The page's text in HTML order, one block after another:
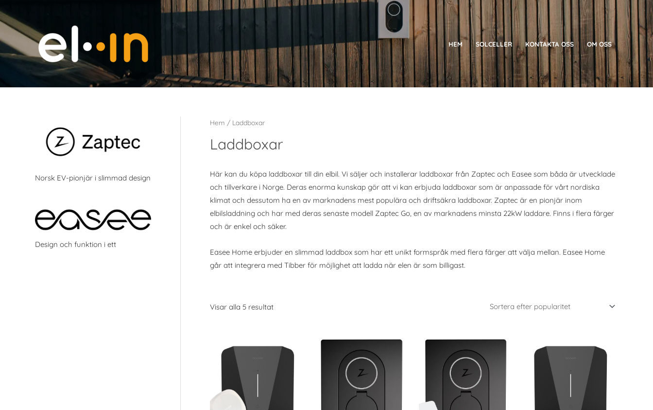
till
innehåll
HEM SOLCELLER KONTAKTA OSS OM OSS
Norsk EV-pionjär i slimmad design
Design och funktion i ett
Hem / Laddboxar
Laddboxar
Här kan du köpa laddboxar till din elbil. Vi säljer och installerar laddboxar från Zaptec och Easee som båda är utvecklade
och tillverkare i Norge. Deras enorma kunskap gör att vi kan erbjuda laddboxar som är anpassade för vårt nordiska
klimat och dessutom ha en av marknadens mest populära och driftsäkra laddboxar. Zaptec är en pionjär inom
elbilsladdning och har med deras senaste modell Zaptec Go, en av marknadens minsta 22kW laddare. Finns i flera färger
och är enkel och säker.
Easee Home erbjuder en slimmad laddbox som har ett unikt formspråk med flera färger att välja mellan. Easee Home
går att integrera med Tibber för möjlighet att ladda när elen är som billigast.
Visar alla 5 resultat